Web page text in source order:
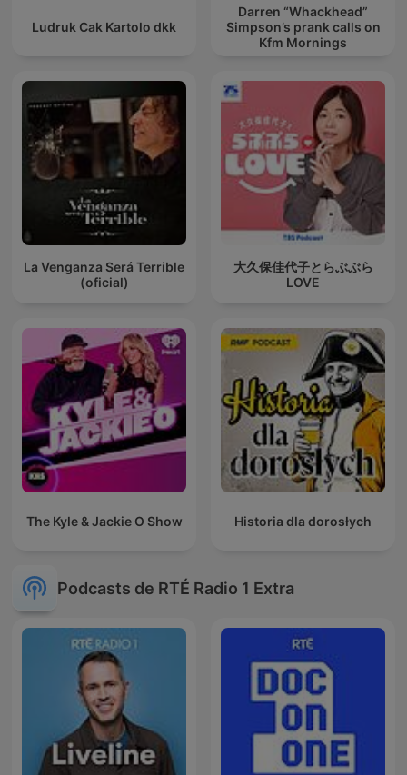
Ludruk Cak Kartolo dkk
Darren “Whackhead”
Simpson’s prank calls on
Kfm Mornings
La Venganza Será Terrible
(oficial)
大久保佳代子とらぶぶら
LOVE
The Kyle & Jackie O Show Historia dla dorosłych
Podcasts de RTÉ Radio 1 Extra